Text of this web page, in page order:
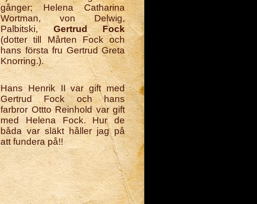
gånger; Helena Catharina
Wortman, von Delwig,
Palbitski, Gertrud Fock
(dotter till Mårten Fock och
hans första fru Gertrud Greta
Knorring.).
Hans Henrik II var gift med
Gertrud Fock och hans
farbror Ottto Reinhold var gift
med Helena Fock. Hur de
båda var släkt håller jag på
att fundera på!!